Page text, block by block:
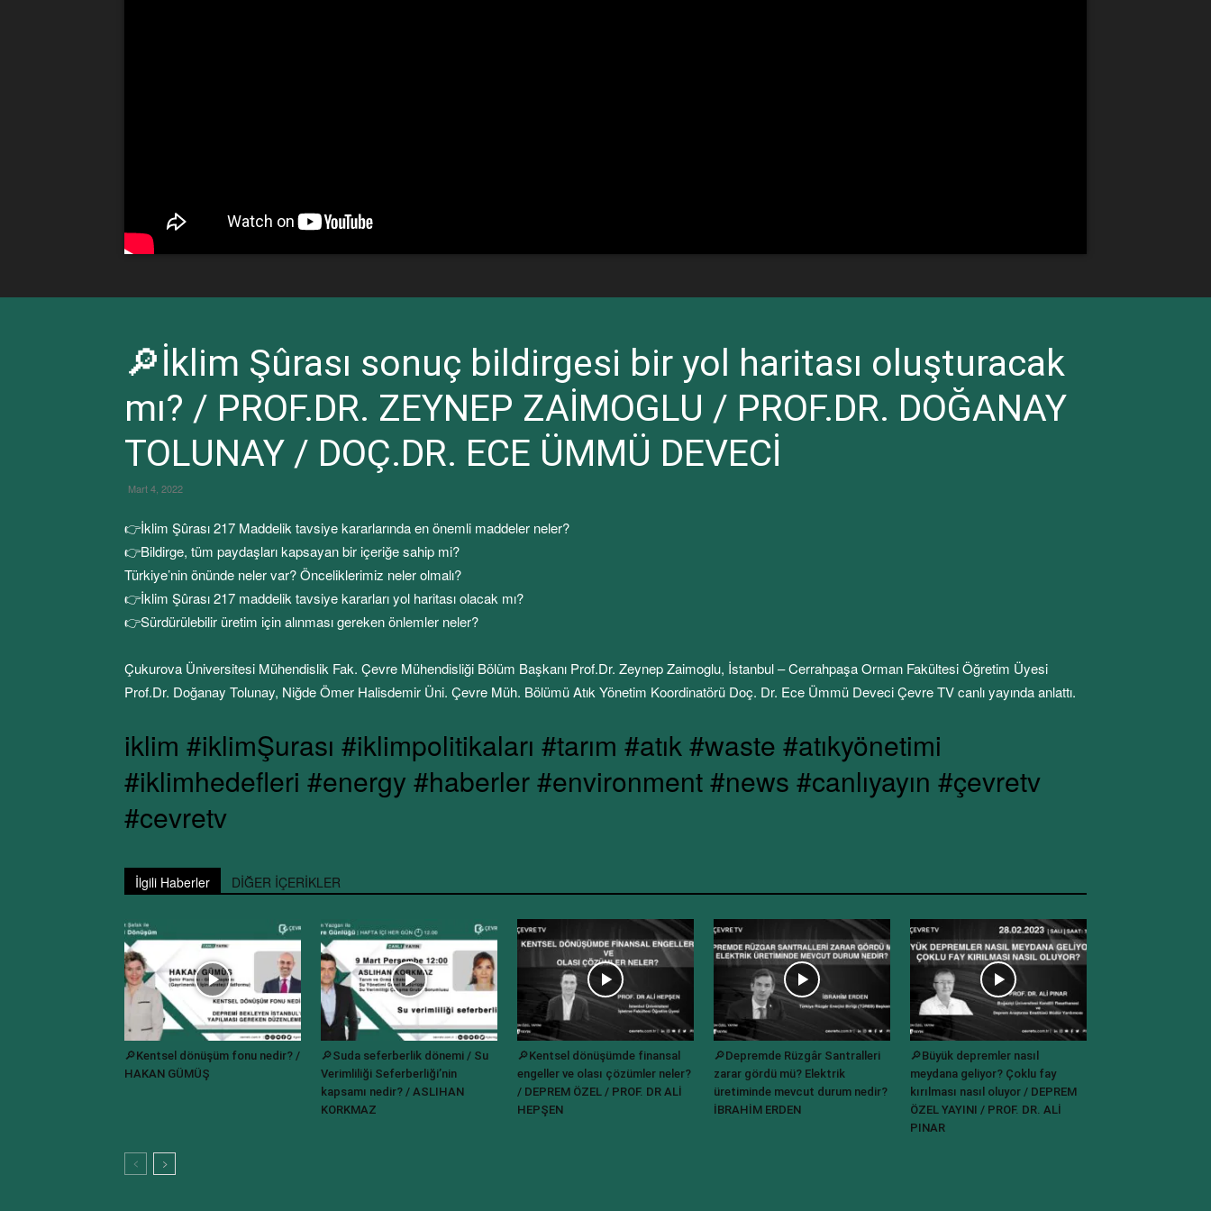
🔎İklim Şûrası sonuç bildirgesi bir yol haritası oluşturacak
mı? / PROF.DR. ZEYNEP ZAİMOGLU / PROF.DR. DOĞANAY
TOLUNAY / DOÇ.DR. ECE ÜMMÜ DEVECİ
Mart 4, 2022
👉İklim Şûrası 217 Maddelik tavsiye kararlarında en önemli maddeler neler?
👉Bildirge, tüm paydaşları kapsayan bir içeriğe sahip mi?
Türkiye’nin önünde neler var? Önceliklerimiz neler olmalı?
👉İklim Şûrası 217 maddelik tavsiye kararları yol haritası olacak mı?
👉Sürdürülebilir üretim için alınması gereken önlemler neler?
Çukurova Üniversitesi Mühendislik Fak. Çevre Mühendisliği Bölüm Başkanı Prof.Dr. Zeynep Zaimoglu, İstanbul – Cerrahpaşa Orman Fakültesi Öğretim Üyesi
Prof.Dr. Doğanay Tolunay, Niğde Ömer Halisdemir Üni. Çevre Müh. Bölümü Atık Yönetim Koordinatörü Doç. Dr. Ece Ümmü Deveci Çevre TV canlı yayında anlattı.
iklim #iklimŞurası #iklimpolitikaları #tarım #atık #waste #atıkyönetimi
#iklimhedefleri #energy #haberler #environment #news #canlıyayın #çevretv
#cevretv
İlgili Haberler DİĞER İÇERİKLER
🔎Kentsel dönüşüm fonu nedir? /
HAKAN GÜMÜŞ
🔎Suda seferberlik dönemi / Su
Verimliliği Seferberliği’nin
kapsamı nedir? / ASLIHAN
KORKMAZ
🔎Kentsel dönüşümde finansal
engeller ve olası çözümler neler?
/ DEPREM ÖZEL / PROF. DR ALİ
HEPŞEN
🔎Depremde Rüzgâr Santralleri
zarar gördü mü? Elektrik
üretiminde mevcut durum nedir?
İBRAHİM ERDEN
🔎Büyük depremler nasıl
meydana geliyor? Çoklu fay
kırılması nasıl oluyor / DEPREM
ÖZEL YAYINI / PROF. DR. ALİ
PINAR